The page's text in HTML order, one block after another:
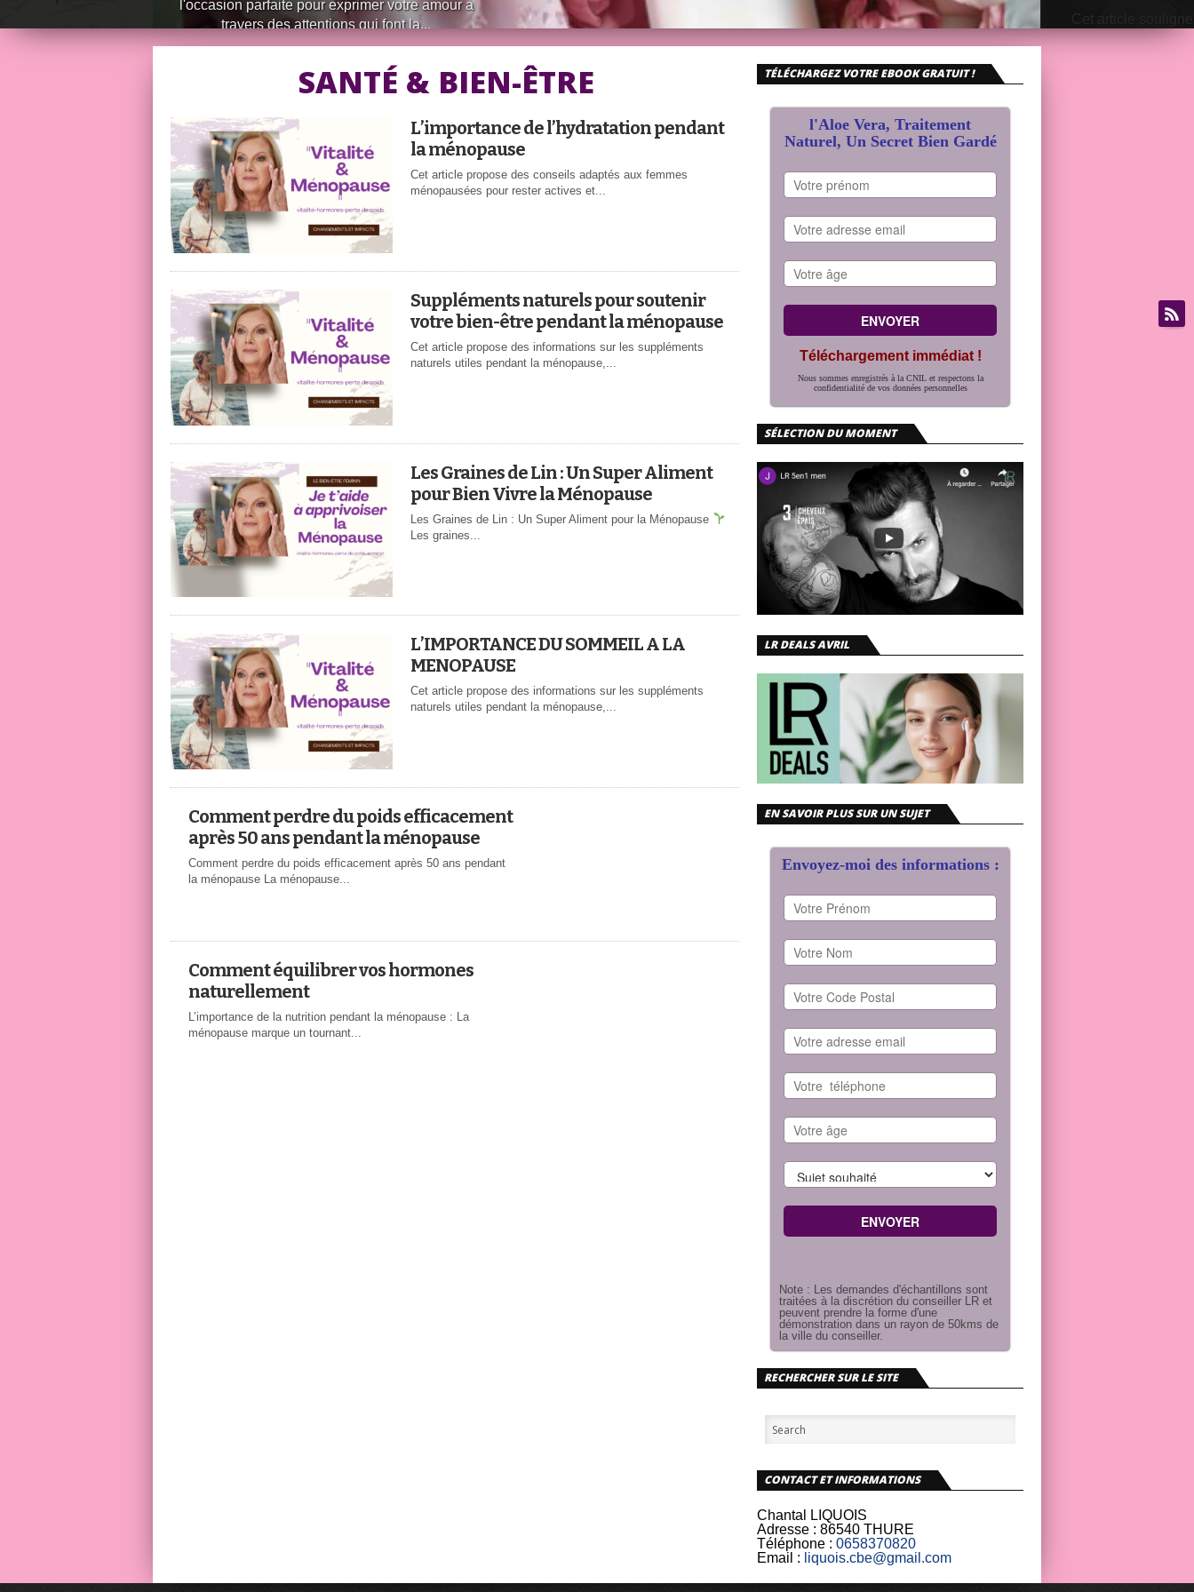
l'occasion parfaite pour exprimer votre amour à
travers des attentions qui font la...
sociales pour le
SANTÉ & BIEN-ÊTRE
L’importance de l’hydratation pendant
la ménopause
Cet article propose des conseils adaptés aux femmes
ménopausées pour rester actives et...
Suppléments naturels pour soutenir
votre bien-être pendant la ménopause
Cet article propose des informations sur les suppléments
naturels utiles pendant la ménopause,...
Les Graines de Lin : Un Super Aliment
pour Bien Vivre la Ménopause
Les Graines de Lin : Un Super Aliment pour la Ménopause
Les graines...
L’IMPORTANCE DU SOMMEIL A LA
MENOPAUSE
Cet article propose des informations sur les suppléments
naturels utiles pendant la ménopause,...
Comment perdre du poids efficacement
après 50 ans pendant la ménopause
Comment perdre du poids efficacement après 50 ans pendant
la ménopause La ménopause...
Comment équilibrer vos hormones
naturellement
L’importance de la nutrition pendant la ménopause : La
ménopause marque un tournant...
TÉLÉCHARGEZ VOTRE EBOOK GRATUIT !
l'Aloe Vera, Traitement
Naturel, Un Secret Bien Gardé
Téléchargement immédiat !
Nous sommes enregistrés à la CNIL et respectons la
confidentialité de vos données personnelles
SÉLECTION DU MOMENT
LR DEALS AVRIL
EN SAVOIR PLUS SUR UN SUJET
Envoyez-moi des informations :
Note : Les demandes d'échantillons sont
traitées à la discrétion du conseiller LR et
peuvent prendre la forme d'une
démonstration dans un rayon de 50kms de
la ville du conseiller.
RECHERCHER SUR LE SITE
CONTACT ET INFORMATIONS
Chantal LIQUOIS
Adresse : 86540 THURE
Téléphone : 0658370820
Email : liquois.cbe@gmail.com